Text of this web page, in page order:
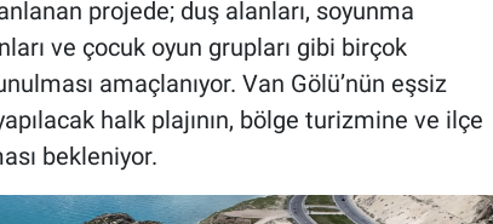
projede; duş alanları, soyunma
ve çocuk oyun grupları gibi birçok
amaçlanıyor. Van Gölü’nün eşsiz
halk plajının, bölge turizmine ve ilçe
bekleniyor.